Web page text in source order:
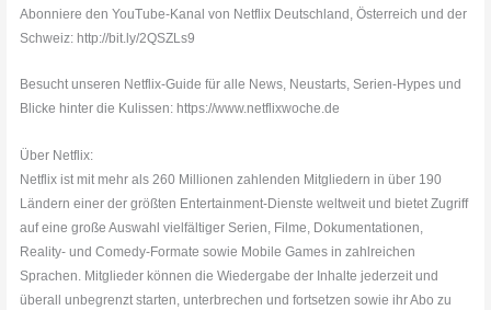
Abonniere den YouTube-Kanal von Netflix Deutschland, Österreich und der
Schweiz: http://bit.ly/2QSZLs9
Besucht unseren Netflix-Guide für alle News, Neustarts, Serien-Hypes und
Blicke hinter die Kulissen: https://www.netflixwoche.de
Über Netflix:
Netflix ist mit mehr als 260 Millionen zahlenden Mitgliedern in über 190
Ländern einer der größten Entertainment-Dienste weltweit und bietet Zugriff
auf eine große Auswahl vielfältiger Serien, Filme, Dokumentationen,
Reality- und Comedy-Formate sowie Mobile Games in zahlreichen
Sprachen. Mitglieder können die Wiedergabe der Inhalte jederzeit und
überall unbegrenzt starten, unterbrechen und fortsetzen sowie ihr Abo zu